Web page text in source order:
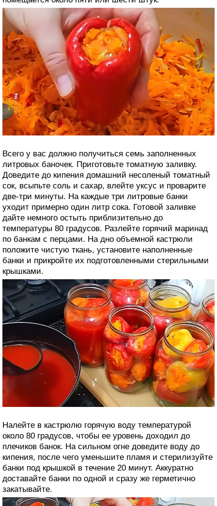
Всего у вас должно получиться семь заполненных
литровых баночек. Приготовьте томатную заливку.
Доведите до кипения домашний несоленый томатный
сок, всыпьте соль и сахар, влейте уксус и проварите
две-три минуты. На каждые три литровые банки
уходит примерно один литр сока. Готовой заливке
дайте немного остыть приблизительно до
температуры 80 градусов. Разлейте горячий маринад
по банкам с перцами. На дно объемной кастрюли
положите чистую ткань, установите наполненные
банки и прикройте их подготовленными стерильными
крышками.
Налейте в кастрюлю горячую воду температурой
около 80 градусов, чтобы ее уровень доходил до
плечиков банок. На сильном огне доведите воду до
кипения, после чего уменьшите пламя и стерилизуйте
банки под крышкой в течение 20 минут. Аккуратно
доставайте банки по одной и сразу же герметично
закатывайте.